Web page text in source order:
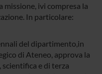
ivi compresa la
In particolare:
del dipartimento,in
di Ateneo, approva la
e di terza